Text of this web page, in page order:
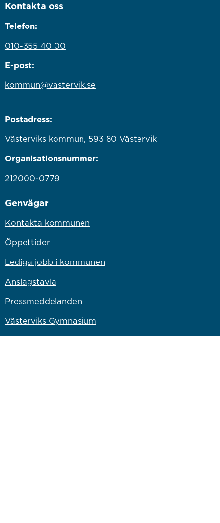
Kontakta oss
Telefon:
010-355 40 00
E-post:
kommun@vastervik.se
Postadress:
Västerviks kommun, 593 80 Västervik
Organisationsnummer:
212000-0779
Genvägar
Kontakta kommunen
Öppettider
Lediga jobb i kommunen
Anslagstavla
Pressmeddelanden
Västerviks Gymnasium